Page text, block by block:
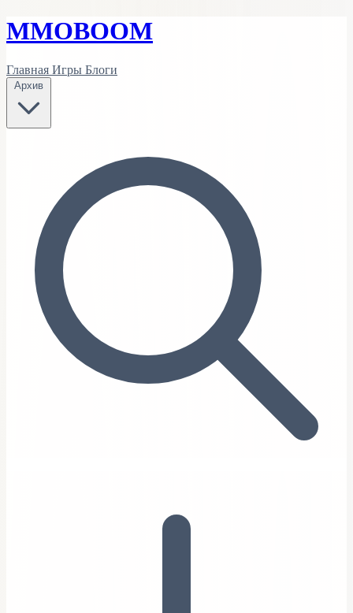
MMOBOOM
Главная Игры Блоги
Архив